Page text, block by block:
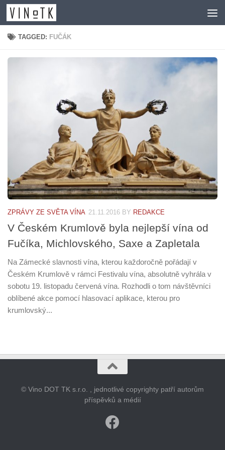
Skip to content
TAGGED: FUČÁK
ZPRÁVY ZE SVĚTA VÍNA 21.11.2016 BY REDAKCE
V Českém Krumlově byla nejlepší vína od
Fučíka, Michlovského, Saxe a Zapletala
Na Zámecké slavnosti vína, kterou každoročně pořádají v
Českém Krumlově v rámci Festivalu vína, absolutně vyhrála v
sobotu 19. listopadu červená vína. Rozhodli o tom návštěvníci
oblíbené akce pomocí hlasovací aplikace, kterou pro
krumlovský...
© Vino DOT TK s.r.o. , jednotlivé copyrighty patří autorům
příspěvků a médií